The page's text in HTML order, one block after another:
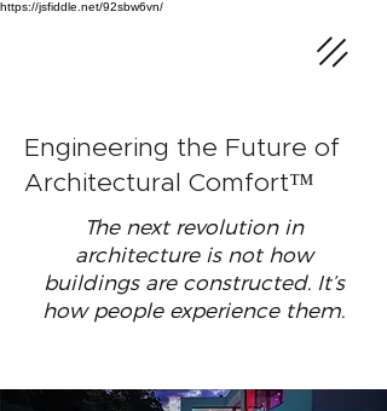
https://jsfiddle.net/92sbw6vn/
The next revolution in
architecture is not how
buildings are constructed. It’s
how people experience them.
Engineering the Future of
Architectural Comfort™